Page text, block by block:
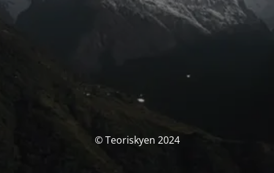
© Teoriskyen 2024